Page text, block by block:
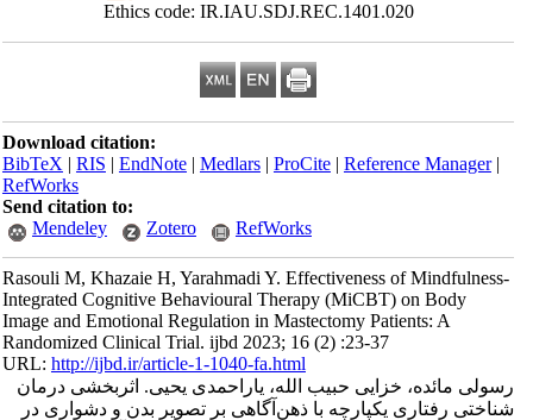
Ethics code: IR.IAU.SDJ.REC.1401.020
Download citation:
BibTeX|RIS|EndNote|Medlars|ProCite|Reference Manager
RefWorks
Send citation to:
Mendeley
Zotero RefWorks
Rasouli M, Khazaie H, Yarahmadi Y. Effectiveness of Mindfulness-
Integrated Cognitive Behavioural Therapy (MiCBT) on Body
Image and Emotional Regulation in Mastectomy Patients: A
Randomized Clinical Trial. ijbd 2023; 16 (2) :23-37
URL:http://ijbd.ir/article-1-1040-fa.html
رسولی مائده، خزایی حبیب الله، یاراحمدی یحیی. اثربخشی درمان
شناختی رفتاری یکپارچه با ذهن‌آگاهی بر تصویر بدن و دشواری در